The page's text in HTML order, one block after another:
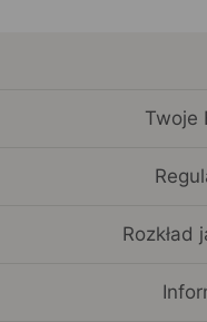
Twoje
Rozkład